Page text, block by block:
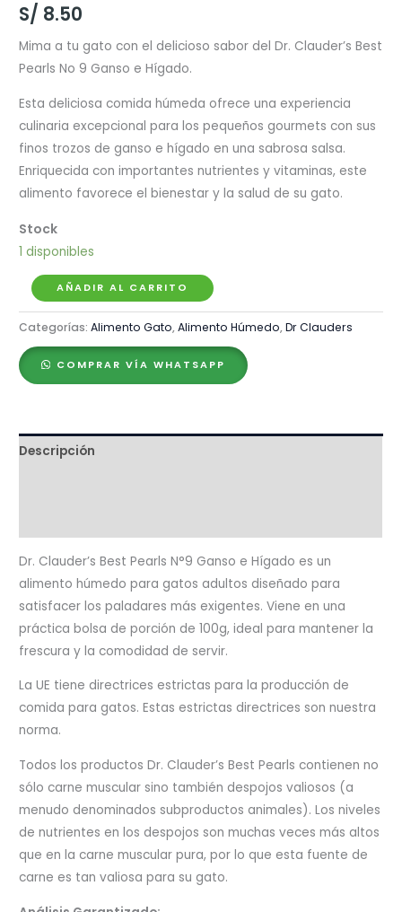
S/ 8.50
Mima a tu gato con el delicioso sabor del Dr. Clauder’s Best
Pearls No 9 Ganso e Hígado.
Esta deliciosa comida húmeda ofrece una experiencia
culinaria excepcional para los pequeños gourmets con sus
finos trozos de ganso e hígado en una sabrosa salsa.
Enriquecida con importantes nutrientes y vitaminas, este
alimento favorece el bienestar y la salud de su gato.
1 disponibles
Dr.
Clauder's
Best
Pearls
N°9
Hígado
AÑADIR AL CARRITO
Categorías:Alimento Gato,Alimento Húmedo,Dr Clauders
COMPRAR VÍA WHATSAPP
Descripción
Dr. Clauder’s Best Pearls N°9 Ganso e Hígado es un
alimento húmedo para gatos adultos diseñado para
satisfacer los paladares más exigentes. Viene en una
práctica bolsa de porción de 100g, ideal para mantener la
frescura y la comodidad de servir.
La UE tiene directrices estrictas para la producción de
comida para gatos. Estas estrictas directrices son nuestra
norma.
Todos los productos Dr. Clauder’s Best Pearls contienen no
sólo carne muscular sino también despojos valiosos (a
menudo denominados subproductos animales). Los niveles
de nutrientes en los despojos son muchas veces más altos
que en la carne muscular pura, por lo que esta fuente de
carne es tan valiosa para su gato.